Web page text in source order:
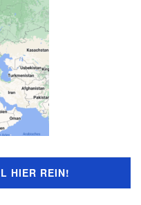
HIER REIN!